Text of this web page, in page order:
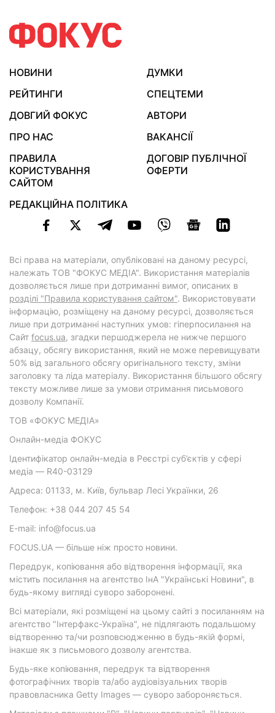
НОВИНИ
ДУМКИ
РЕЙТИНГИ
СПЕЦТЕМИ
ДОВГИЙ ФОКУС
АВТОРИ
ПРО НАС
ВАКАНСІЇ
ПРАВИЛА
КОРИСТУВАННЯ
САЙТОМ
ДОГОВІР ПУБЛІЧНОЇ
ОФЕРТИ
РЕДАКЦІЙНА ПОЛІТИКА
Всі права на матеріали, опубліковані на даному ресурсі,
належать ТОВ "ФОКУС МЕДІА". Використання матеріалів
дозволяється лише при дотриманні вимог, описаних в
розділі "Правила користування сайтом". Використовувати
інформацію, розміщену на даному ресурсі, дозволяється
лише при дотриманні наступних умов: гіперпосилання на
Cайт focus.ua, згадки першоджерела не нижче першого
абзацу, обсягу використання, який не може перевищувати
50% від загального обсягу оригінального тексту, зміни
заголовку та ліда матеріалу. Використання більшого обсягу
тексту можливе лише за умови отримання письмового
дозволу Компанії.
ТОВ «ФОКУС МЕДІА»
Онлайн-медіа ФОКУС
Ідентифікатор онлайн-медіа в Реєстрі суб’єктів у сфері
медіа — R40-03129
Адреса: 01133, м. Київ, бульвар Лесі Українки, 26
Телефон: +38 044 207 45 54
E-mail: info@focus.ua
FOCUS.UA — більше ніж просто новини.
Передрук, копіювання або відтворення інформації, яка
містить посилання на агентство ІнА "Українські Новини", в
будь-якому вигляді суворо заборонені.
Всі матеріали, які розміщені на цьому сайті з посиланням на
агентство "Інтерфакс-Україна", не підлягають подальшому
відтворенню та/чи розповсюдженню в будь-якій формі,
інакше як з письмового дозволу агентства.
Будь-яке копіювання, передрук та відтворення
фотографічних творів та/або аудіовізуальних творів
правовласника Getty Images — суворо забороняється.